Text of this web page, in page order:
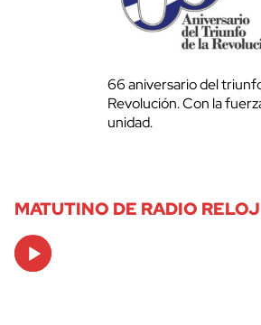
66 aniversario del
Revolución. Con la
unidad.
MATUTINO DE RADIO
Audio
Player